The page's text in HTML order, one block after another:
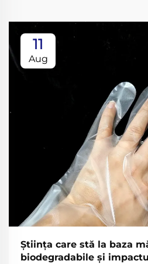
11
Aug
Ştiinţa care stă la baza
biodegradabile şi